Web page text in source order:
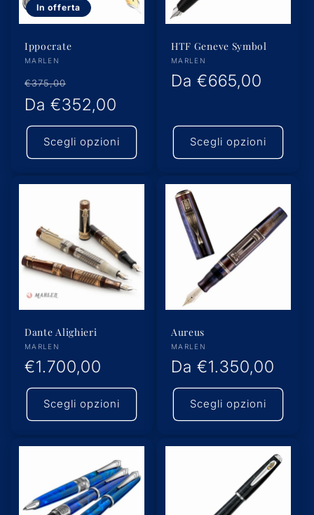
In offerta
Ippocrate
Produttore:
MARLEN
Prezzo
di
listino
€375,00
scontato
Da €352,00
Scegli opzioni
HTF Geneve Symbol
Produttore:
MARLEN
Prezzo
listino
Da €665,00
Scegli opzioni
Dante Alighieri
Produttore:
MARLEN
Prezzo
di
listino
€1.700,00
Scegli opzioni
Aureus
Produttore:
MARLEN
Prezzo
di
listino
Da €1.350,00
Scegli opzioni